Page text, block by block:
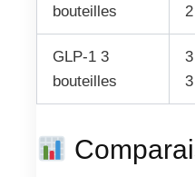
bouteilles
GLP-1 3
bouteilles